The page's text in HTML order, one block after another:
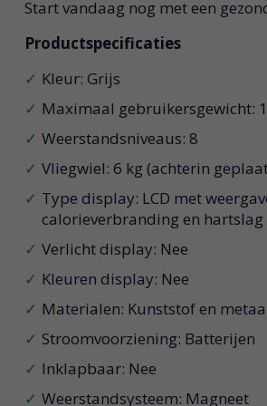
Start vandaag nog met een
Productspecificaties
Kleur: Grijs
Maximaal gebruikersgewicht:
Weerstandsniveaus: 8
Vliegwiel: 6 kg (achterin
Type display: LCD met
calorieverbranding en hartslag
Verlicht display: Nee
Kleuren display: Nee
Materialen: Kunststof en
Stroomvoorziening: Batterijen
Inklapbaar: Nee
Weerstandsysteem: Magneet